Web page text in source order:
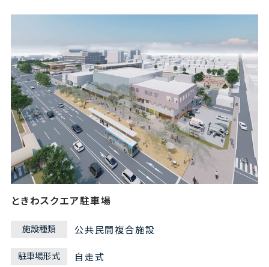
ときわスクエア駐車場
施設種類 公共民間複合施設
駐車場形式 自走式